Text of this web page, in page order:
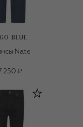
BLUE
Nate
250 ₽